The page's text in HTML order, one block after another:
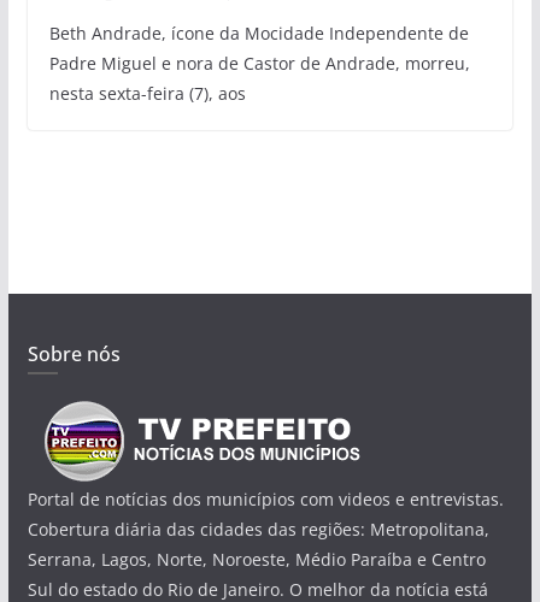
Beth Andrade, ícone da Mocidade Independente de
Padre Miguel e nora de Castor de Andrade, morreu,
nesta sexta-feira (7), aos
Sobre nós
Portal de notícias dos municípios com videos e entrevistas.
Cobertura diária das cidades das regiões: Metropolitana,
Serrana, Lagos, Norte, Noroeste, Médio Paraíba e Centro
Sul do estado do Rio de Janeiro. O melhor da notícia está